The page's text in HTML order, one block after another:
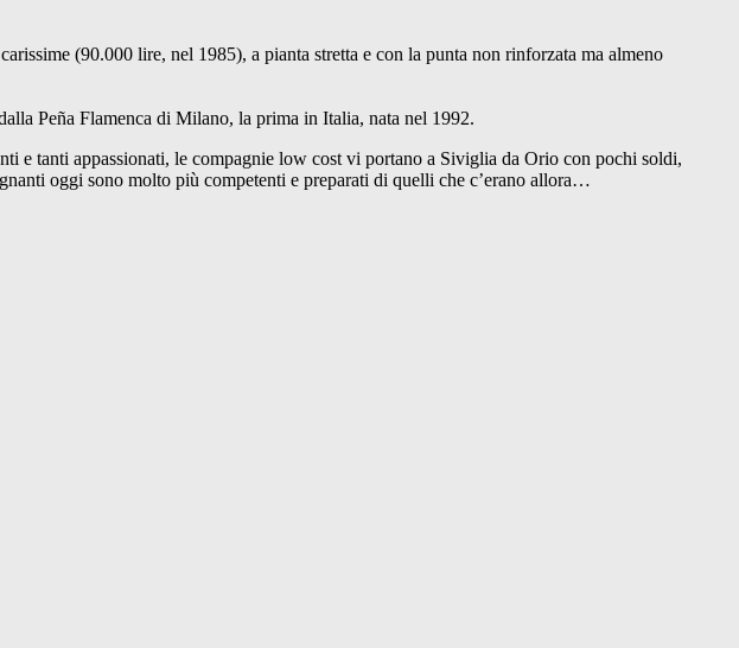
(90.000 lire, nel 1985), a pianta stretta e con la punta non rinforzata ma almeno
Peña Flamenca di Milano, la prima in Italia, nata nel 1992.
e tanti appassionati, le compagnie low cost vi portano a Siviglia da Orio con pochi soldi,
oggi sono molto più competenti e preparati di quelli che c’erano allora…